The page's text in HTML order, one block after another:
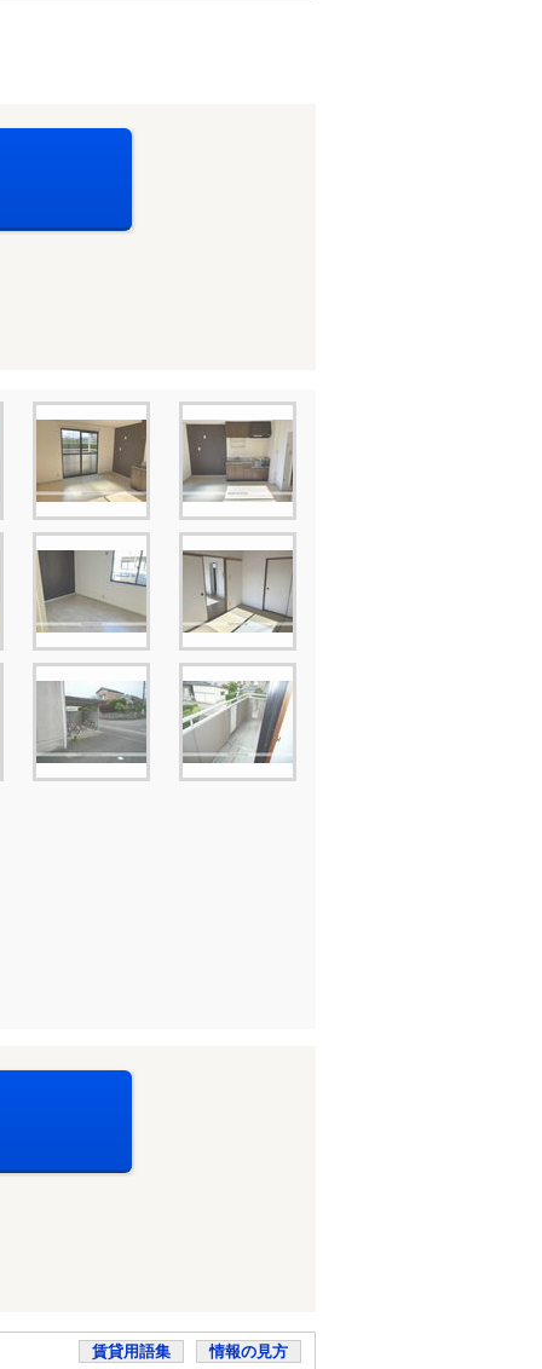
賃貸用語集 情報の見方